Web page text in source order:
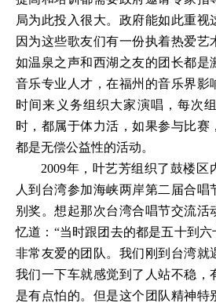
局为此投入很大。政府能如此重视
因为这些歌友们有一份执着热爱艺
如温泉之声和西湖之友的团长都是
音乐专业人才，在福州的音乐界影
时间来义务组织大家演唱，每次
时，都属于体力活，如果参与比赛
都是无偿公益性的活动。
2009年，叶艺芳组织了鼓楼区
人到台湾参加海峡两岸第二届合
别奖。想起那次台湾合唱节交流活
忆道：“当时跟团去的都是五十到
非常友爱的团队。我们刚到台湾就
我们一下车就感觉到了人站不稳，
是有点怕的。但是这个团队精神特